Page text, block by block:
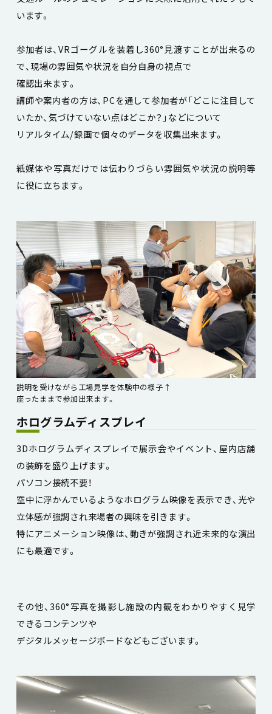
います。
参加者は、VRゴーグルを装着し360°見渡すことが出来るの
で、現場の雰囲気や状況を自分自身の視点で
確認出来ます。
講師や案内者の方は、PCを通して参加者が「どこに注目して
いたか、気づけていない点はどこか？」などについて
リアルタイム/録画で個々のデータを収集出来ます。
紙媒体や写真だけでは伝わりづらい雰囲気や状況の説明等
に役に立ちます。
説明を受けながら工場見学を体験中の様子↑
座ったままで参加出来ます。
ホログラムディスプレイ
3Dホログラムディスプレイで展示会やイベント、屋内店舗
の装飾を盛り上げます。
パソコン接続不要！
空中に浮かんでいるようなホログラム映像を表示でき、光や
立体感が強調され来場者の興味を引きます。
特にアニメーション映像は、動きが強調され近未来的な演出
にも最適です。
その他、360°写真を撮影し施設の内観をわかりやすく見学
できるコンテンツや
デジタルメッセージボードなどもございます。